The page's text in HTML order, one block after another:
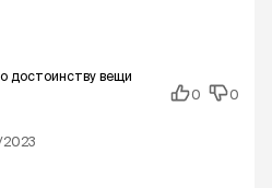
достоинству вещи
0
0
2023